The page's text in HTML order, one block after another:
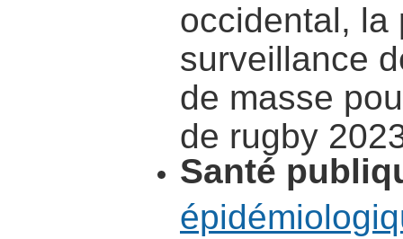
occidental, la
surveillance
de masse
de rugby
Santé